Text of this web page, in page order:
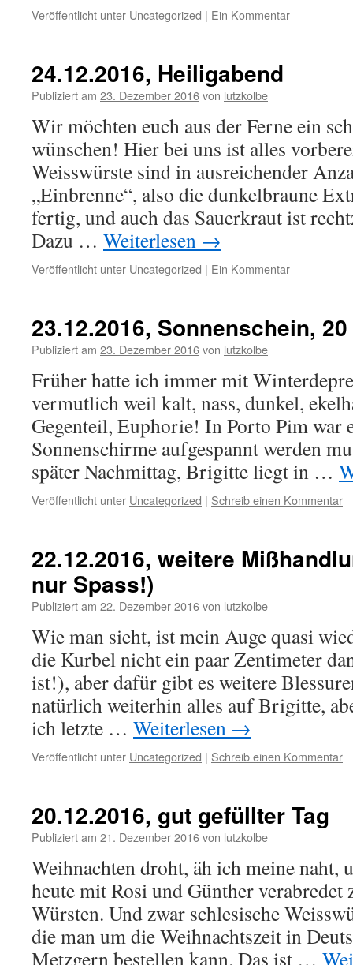
Veröffentlicht unter Uncategorized | Ein Kommentar
24.12.2016, Heiligabend
Publiziert am 23. Dezember 2016von lutzkolbe
Wir möchten euch aus der Ferne ein
wünschen! Hier bei uns ist alles
Weisswürste sind in ausreichender
„Einbrenne“, also die dunkelbraune
fertig, und auch das Sauerkraut ist
Dazu … Weiterlesen →
Veröffentlicht unter Uncategorized | Ein Kommentar
23.12.2016, Sonnenschein,
Publiziert am 23. Dezember 2016von lutzkolbe
Früher hatte ich immer mit
vermutlich weil kalt, nass, dunkel,
Gegenteil, Euphorie! In Porto Pim war
Sonnenschirme aufgespannt werden
später Nachmittag, Brigitte liegt in …
Veröffentlicht unter Uncategorized | Schreib einen Kommentar
22.12.2016, weitere
nur Spass!)
Publiziert am 22. Dezember 2016von lutzkolbe
Wie man sieht, ist mein Auge quasi
die Kurbel nicht ein paar Zentimeter
ist!), aber dafür gibt es weitere
natürlich weiterhin alles auf Brigitte,
ich letzte … Weiterlesen →
Veröffentlicht unter Uncategorized | Schreib einen Kommentar
20.12.2016, gut gefüllter Tag
Publiziert am 21. Dezember 2016von lutzkolbe
Weihnachten droht, äh ich meine naht,
heute mit Rosi und Günther
Würsten. Und zwar schlesische
die man um die Weihnachtszeit in
Metzgern bestellen kann. Das ist …